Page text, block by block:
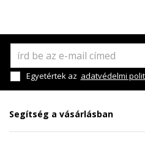
Egyetértek az adatvédelmi
Segítség a vásárlásban